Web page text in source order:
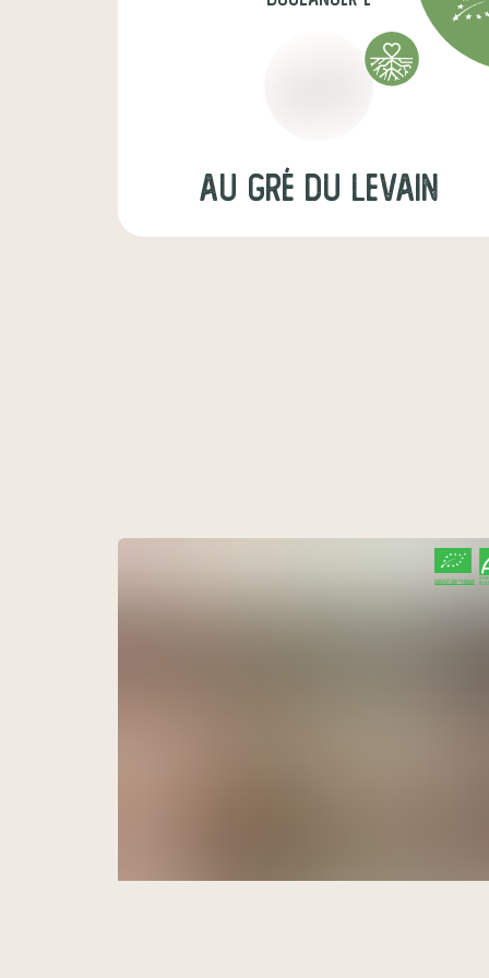
Au gré du levain
CERTIFIÉ PAR FR-BIO-09
AGRICULTURE FRANCE